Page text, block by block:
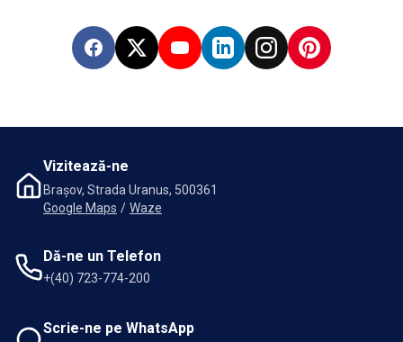
Facebook
X YouTubeLinkedInInstagramPinterest
Vizitează-ne
Brașov, Strada Uranus, 500361
Google Maps / Waze
Dă-ne un Telefon
+(40) 723-774-200
Scrie-ne pe WhatsApp